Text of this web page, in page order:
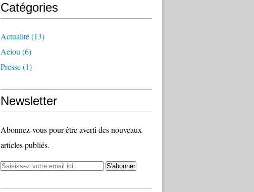
Catégories
Actualité(13)
Aeiou (6)
Presse(1)
Newsletter
Abonnez-vous pour être averti des nouveaux
articles publiés.